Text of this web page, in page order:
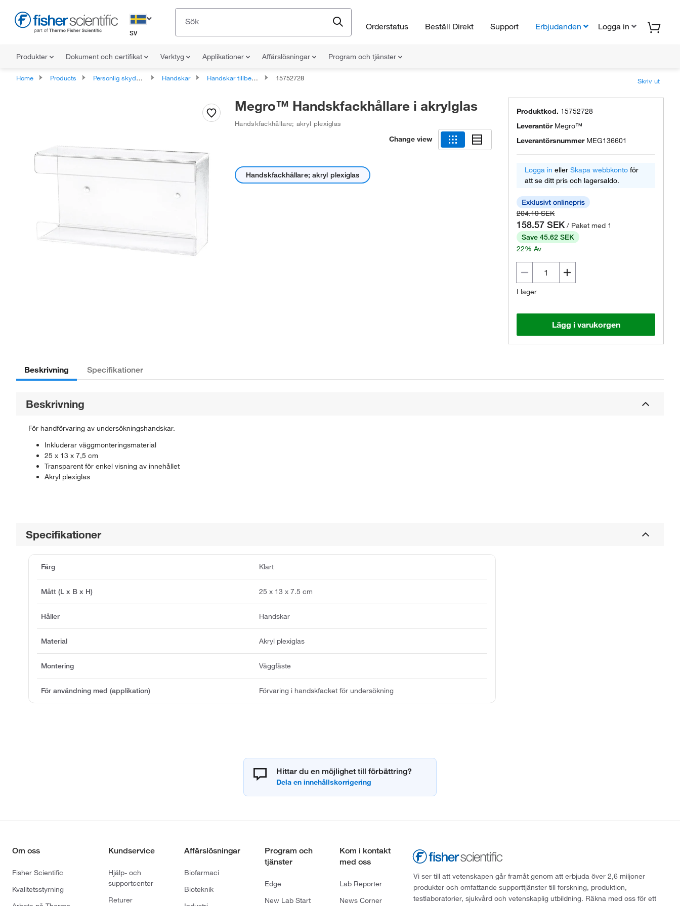
SV
Orderstatus Beställ Direkt Support Erbjudanden Logga in
Produkter Dokument och certifikat Verktyg Applikationer Affärslösningar Program och tjänster
Home Products Personlig skyddsutrustning Handskar Handskar tillbehör 15752728 Skriv ut
Megro™ Handskfackhållare i akrylglas
Handskfackhållare; akryl plexiglas
Change view
Handskfackhållare; akryl plexiglas
Produktkod. 15752728
Leverantör Megro™
Leverantörsnummer MEG136601
Logga in eller Skapa webbkonto för
att se ditt pris och lagersaldo.
204.19 SEK
158.57 SEK / Paket med 1
Save 45.62 SEK
22% Av
I lager
Lägg i varukorgen
Beskrivning Specifikationer
Beskrivning
För handförvaring av undersökningshandskar.
Inkluderar väggmonteringsmaterial
25 x 13 x 7,5 cm
Transparent för enkel visning av innehållet
Akryl plexiglas
Specifikationer
Färg Klart
Mått (L x B x H) 25 x 13 x 7.5 cm
Håller Handskar
Material Akryl plexiglas
Montering Väggfäste
För användning med (applikation) Förvaring i handskfacket för undersökning
Hittar du en möjlighet till förbättring?
Om oss
Fisher Scientific
Kvalitetsstyrning
Kundservice
Hjälp- och
supportcenter
Returer
Affärslösningar
Biofarmaci
Bioteknik
Program och
tjänster
Edge
New Lab Start
Kom i kontakt
med oss
Lab Reporter
News Corner
Vi ser till att vetenskapen går framåt genom att erbjuda över 2,6 miljoner
produkter och omfattande supporttjänster till forskning, produktion,
testlaboratorier, sjukvård och vetenskaplig utbildning. Räkna med oss för ett